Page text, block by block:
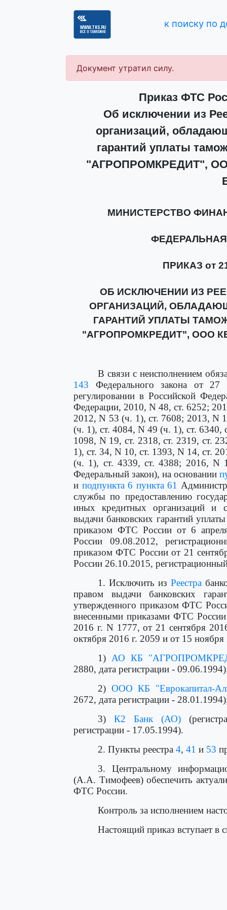
к поиску по
Документ утратил силу.
Приказ ФТС
Об исключении из
организаций,
гарантий уплаты
"АГРОПРОМКРЕДИТ",
МИНИСТЕРСТВО
ПРИКАЗ от
ОБ ИСКЛЮЧЕНИИ ИЗ
ОРГАНИЗАЦИЙ,
ГАРАНТИЙ УПЛАТЫ
"АГРОПРОМКРЕДИТ", ООО
В связи с неисполнением
143 Федерального закона от
регулировании в Российской
Федерации, 2010, N 48, ст. 6252;
2012, N 53 (ч. 1), ст. 7608; 2013, N
(ч. 1), ст. 4084, N 49 (ч. 1), ст. 6340,
1098, N 19, ст. 2318, ст. 2319, ст.
1), ст. 34, N 10, ст. 1393, N 14, ст.
(ч. 1), ст. 4339, ст. 4388; 2016, N
Федеральный закон), на основании
и подпункта 6 пункта 61
службы по предоставлению
иных кредитных организаций и
выдачи банковских гарантий
приказом ФТС России от 6
России 09.08.2012,
приказом ФТС России от 21
России 26.10.2015,
1. Исключить из Реестра
правом выдачи банковских
утвержденного приказом ФТС
внесенными приказами ФТС
2016 г. N 1777, от 21 сентября
октября 2016 г. 2059 и от 15 ноября
1) АО КБ
2880, дата регистрации -
2) ООО КБ "Еврокапитал-
2672, дата регистрации -
3)К2 Банк (АО)
регистрации - 17.05.1994).
2. Пункты реестра 4, 41 и 53
3. Центральному
(А.А. Тимофеев) обеспечить
ФТС России.
Контроль за исполнением
Настоящий приказ вступает в